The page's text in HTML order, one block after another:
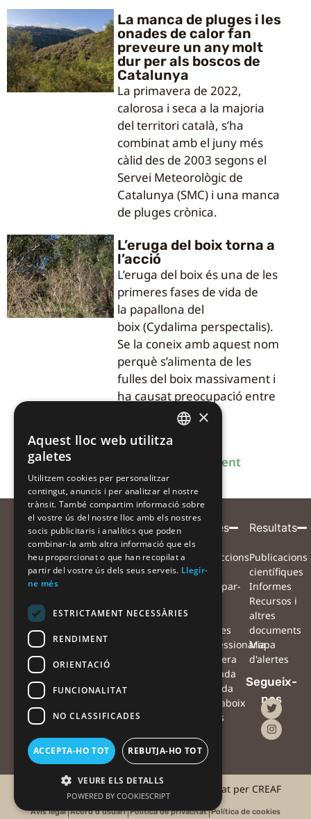
La manca de pluges i les
onades de calor fan
preveure un any molt
dur per als boscos de
Catalunya
La primavera de 2022,
calorosa i seca a la majoria
del territori català, s’ha
combinat amb el juny més
càlid des de 2003 segons el
Servei Meteorològic de
Catalunya (SMC) i una manca
de pluges crònica.
L’eruga del boix torna a
l’acció
L’eruga del boix és una de les
primeres fases de vida de
la papallona del
boix (Cydalima perspectalis).
Se la coneix amb aquest nom
perquè s’alimenta de les
fulles del boix massivament i
ha causat preocupació entre
Anterior Següent
Entitat
coordinadora
Amb
el
suport
de
Amb
la
col·laboració
de
Participa
Què volem
aconseguir?
ajudar?
amb les
observacions?
fer tu amb les
observacions?
Projecte
Projecte
Equip
Preguntes
premsa
Alertes
Instruccions
per
participar-
d'alertes
#Processionària
#Sequera
#Ventada
#Nevada
#Erugaboix
Alertes
drons
Resultats
Publicacions
científiques
Informes
Recursos i
altres
documents
Mapa
d'alertes
Segueix-
nos
©2025 #AlertaForestal | Projecte coordinat per CREAF
Avís legal Acord d'usuari Política de privacitat Política de cookies
SPANISH
×
Aquest lloc web utilitza
galetes
Utilitzem cookies per personalitzar
contingut, anuncis i per analitzar el nostre
trànsit. També compartim informació sobre
el vostre ús del nostre lloc amb els nostres
socis publicitaris i analítics que poden
combinar-la amb altra informació que els
heu proporcionat o que han recopilat a
partir del vostre ús dels seus serveis. Llegir-
ne més
ESTRICTAMENT NECESSÀRIES
RENDIMENT
ORIENTACIÓ
FUNCIONALITAT
NO CLASSIFICADES
ACCEPTA-HO TOT REBUTJA-HO TOT
VEURE ELS DETALLS
POWERED BY COOKIESCRIPT